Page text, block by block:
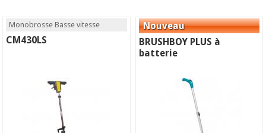
Monobrosse Basse vitesse
CM430LS
BRUSHBOY PLUS à
batterie